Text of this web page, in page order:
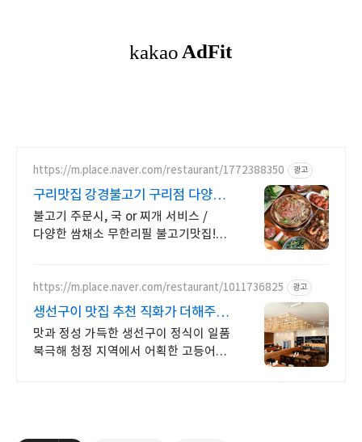
https://m.place.naver.com/restaurant/1772388350 광고
구리맛집 강경불고기 구리점 다양한
쌈채소무한 불고기맛집
불고기 주문시, 국 or 찌개 서비스 /
다양한 쌈채소 무한리필 불고기맛집!
https://m.place.naver.com/restaurant/1011736825 광고
생선구이 맛집 추천 직화가 더해주는
깊은 감칠맛
맛과 정성 가득한 생선구이 정식이 일품
북극해 청정 지역에서 어획한 고등어는